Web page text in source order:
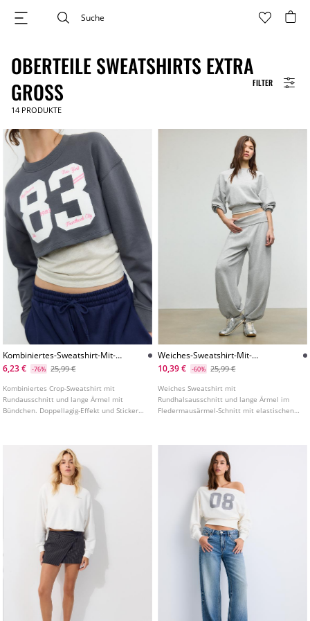
FILTER
OBERTEILE SWEATSHIRTS EXTRA
GROSS
14 PRODUKTE
Kombiniertes-Sweatshirt-Mit-
Stickerei
6,23 € -76% 25,99 €
Kombiniertes Crop-Sweatshirt mit
Rundausschnitt und lange Ärmel mit
Bündchen. Doppellagig-Effekt und Stickerei
Weiches-Sweatshirt-Mit-
Fledermausarmeln
10,39 € -60% 25,99 €
Weiches Sweatshirt mit
Rundhalsausschnitt und lange Ärmel im
Fledermausärmel-Schnitt mit elastischen